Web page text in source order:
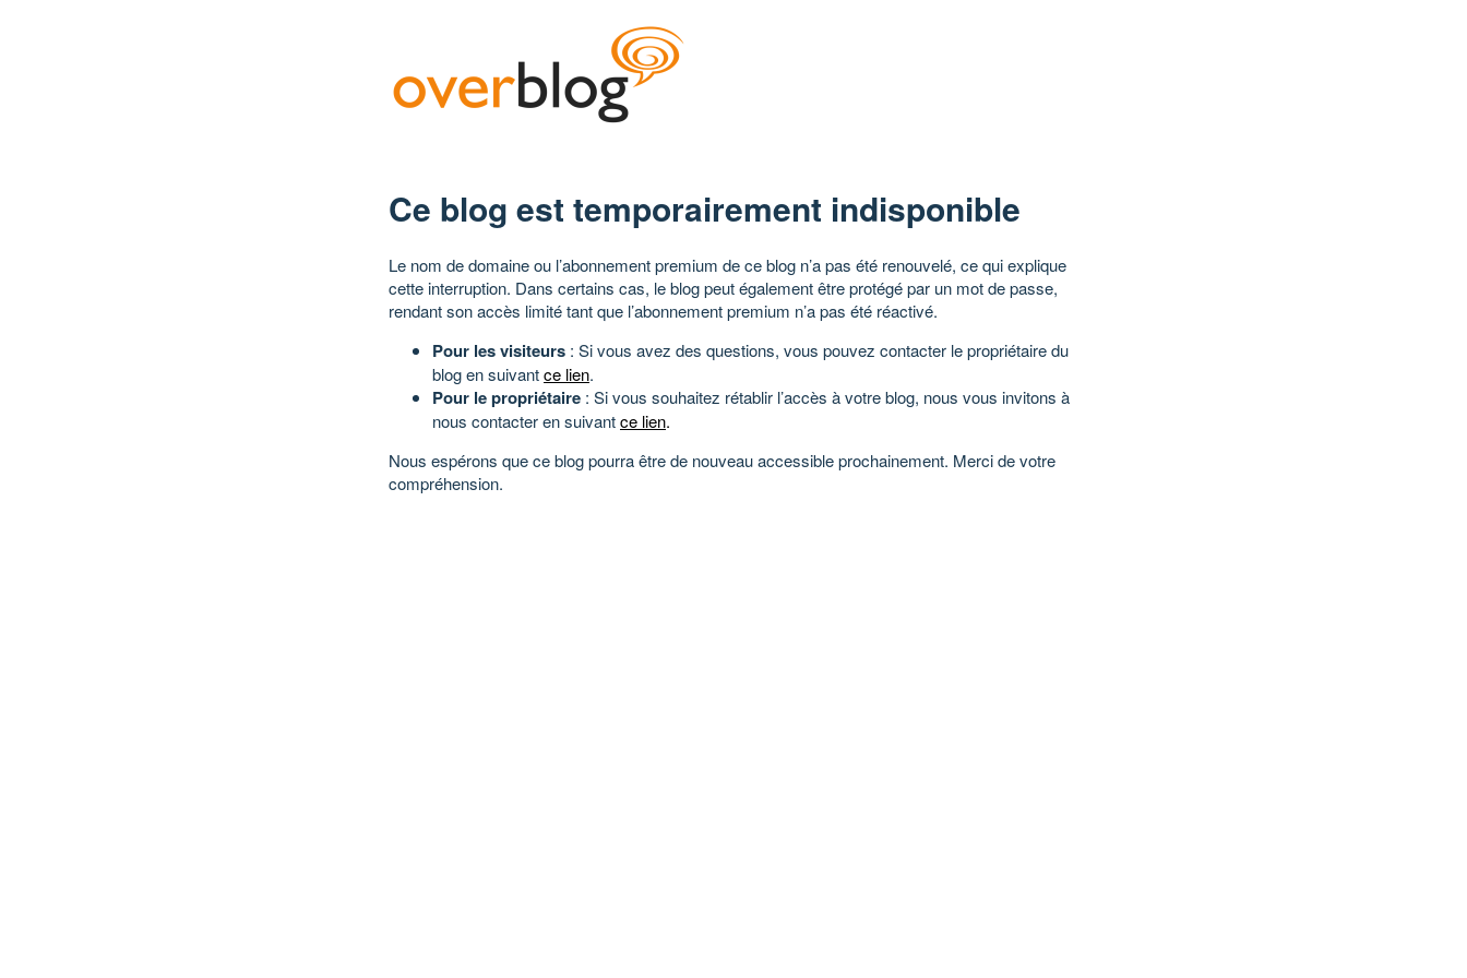
Ce blog est temporairement indisponible
Le nom de domaine ou l’abonnement premium de ce blog n’a pas été renouvelé, ce qui explique
cette interruption. Dans certains cas, le blog peut également être protégé par un mot de passe,
rendant son accès limité tant que l’abonnement premium n’a pas été réactivé.
Pour les visiteurs : Si vous avez des questions, vous pouvez contacter le propriétaire du
blog en suivantce lien.
Pour le propriétaire : Si vous souhaitez rétablir l’accès à votre blog, nous vous invitons à
nous contacter en suivantce lien.
Nous espérons que ce blog pourra être de nouveau accessible prochainement. Merci de votre
compréhension.